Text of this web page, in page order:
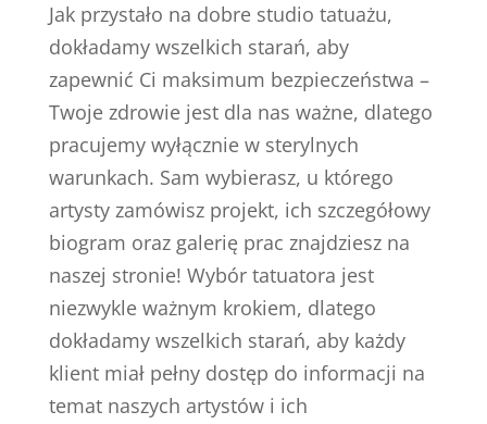
Jak przystało na dobre studio tatuażu,
dokładamy wszelkich starań, aby
zapewnić Ci maksimum bezpieczeństwa –
Twoje zdrowie jest dla nas ważne, dlatego
pracujemy wyłącznie w sterylnych
warunkach. Sam wybierasz, u którego
artysty zamówisz projekt, ich szczegółowy
biogram oraz galerię prac znajdziesz na
naszej stronie! Wybór tatuatora jest
niezwykle ważnym krokiem, dlatego
dokładamy wszelkich starań, aby każdy
klient miał pełny dostęp do informacji na
temat naszych artystów i ich